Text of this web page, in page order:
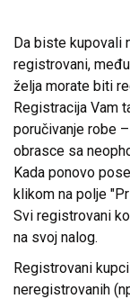
Da biste kupovali
registrovani,
želja morate biti
Registracija Vam
poručivanje robe
obrasce sa
Kada ponovo
klikom na polje
Svi registrovani
na svoj nalog.
Registrovani
neregistrovanih